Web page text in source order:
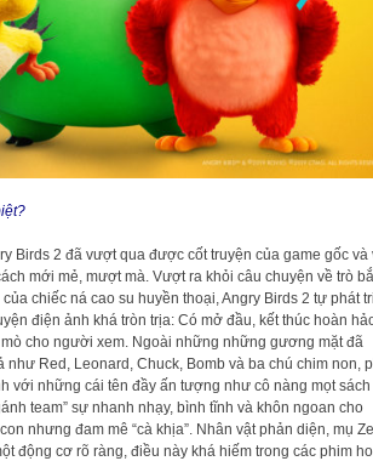
Birds 2 đã vượt qua được cốt truyện của game gốc và
mới mẻ, mượt mà. Vượt ra khỏi câu chuyện về trò
chiếc ná cao su huyền thoại, Angry Birds 2 tự phát
điện ảnh khá tròn trịa: Có mở đầu, kết thúc hoàn
cho người xem. Ngoài những những gương mặt đã
như Red, Leonard, Chuck, Bomb và ba chú chim non,
với những cái tên đầy ấn tượng như cô nàng mọt
team” sự nhanh nhạy, bình tĩnh và khôn ngoan cho
nhưng đam mê “cà khịa”. Nhân vật phản diện, mụ
động cơ rõ ràng, điều này khá hiếm trong các phim